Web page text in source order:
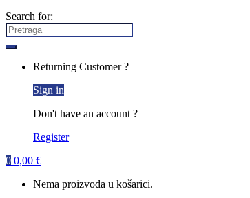
Search for:
Returning Customer ?
Sign in
Don't have an account ?
Register
0 0,00 €
Nema proizvoda u košarici.